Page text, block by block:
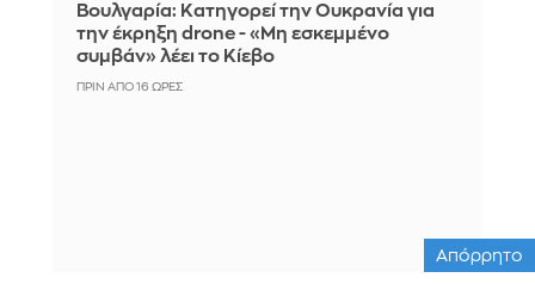
Βουλγαρία: Κατηγορεί την Ουκρανία για
την έκρηξη drone - «Μη εσκεμμένο
συμβάν» λέει το Κίεβο
ΠΡΙΝ ΑΠΌ 16 ΏΡΕΣ
Απόρρητο